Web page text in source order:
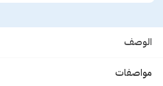
الوصف
مواصفات